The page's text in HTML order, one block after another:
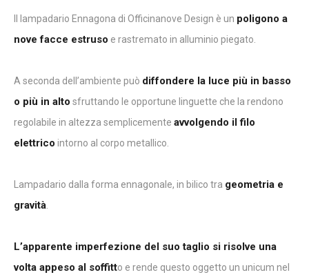
Il lampadario Ennagona di Officinanove Design è un poligono a
nove facce estruso e rastremato in alluminio piegato.
A seconda dell’ambiente può diffondere la luce più in basso
o più in alto sfruttando le opportune linguette che la rendono
regolabile in altezza semplicemente avvolgendo il filo
elettrico intorno al corpo metallico.
Lampadario dalla forma ennagonale, in bilico tra geometria e
gravità.
L’apparente imperfezione del suo taglio si risolve una
volta appeso al soffitto e rende questo oggetto un unicum nel